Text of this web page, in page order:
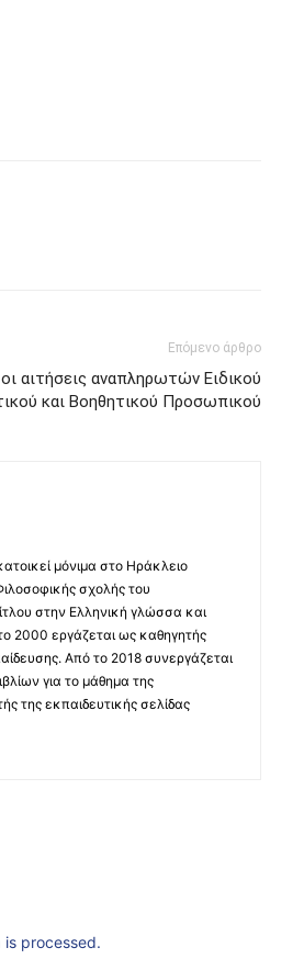
Επόμενο άρθρο
αιτήσεις αναπληρωτών Ειδικού
και Βοηθητικού Προσωπικού
μόνιμα στο Ηράκλειο
σχολής του
στην Ελληνική γλώσσα και
2000 εργάζεται ως καθηγητής
Από το 2018 συνεργάζεται
για το μάθημα της
της εκπαιδευτικής σελίδας
processed.